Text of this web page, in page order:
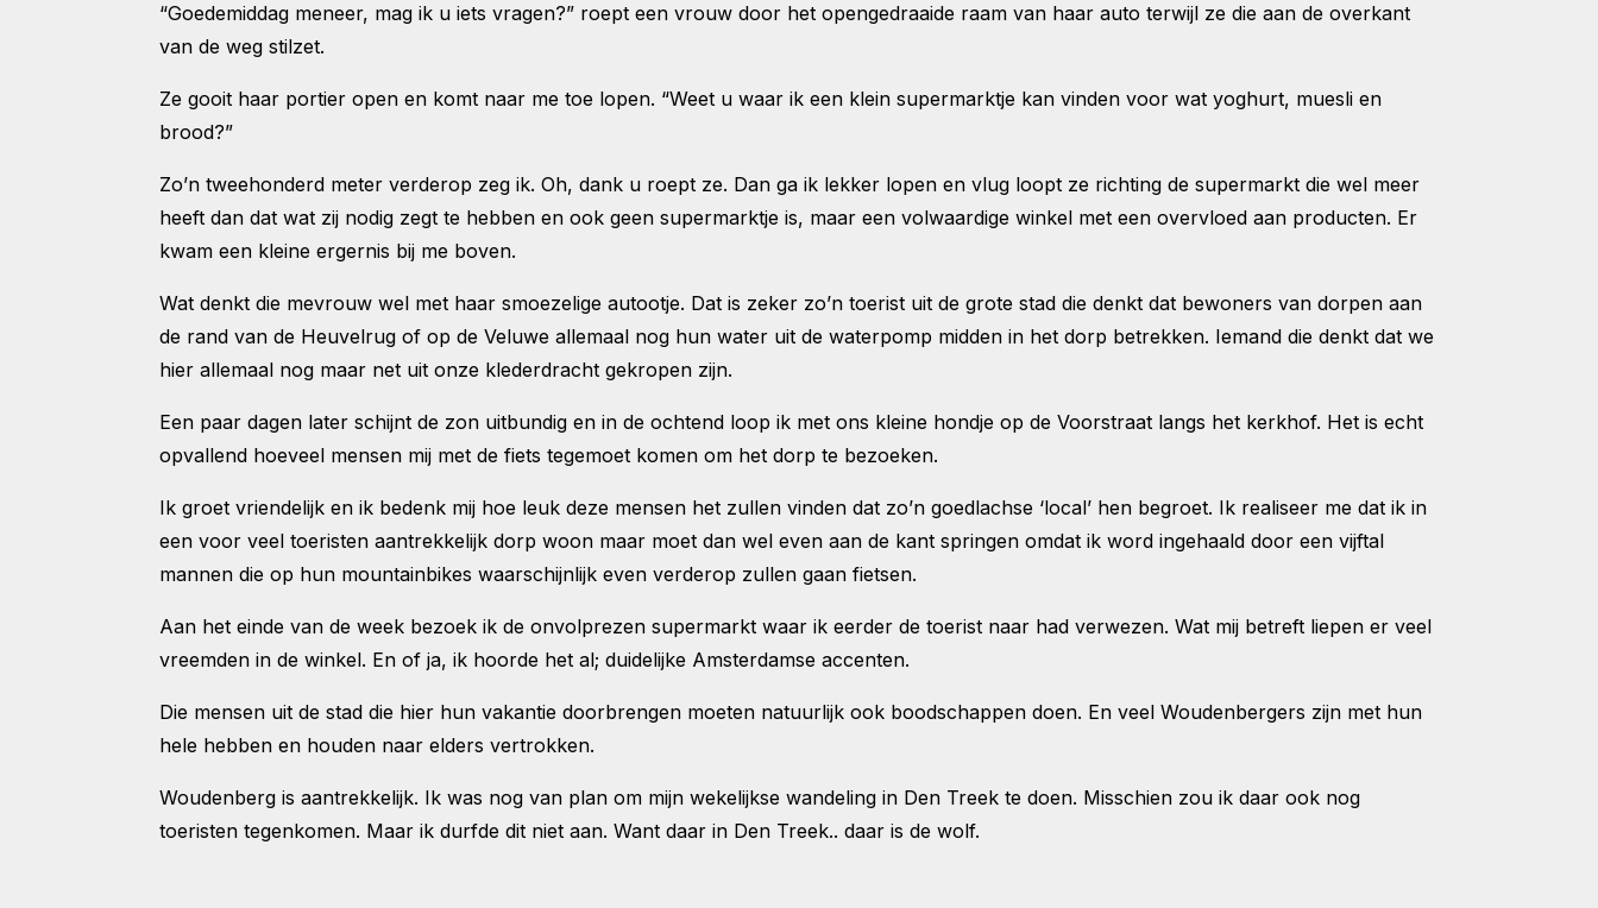
“Goedemiddag meneer, mag ik u iets vragen?” roept een vrouw door het opengedraaide raam van haar auto terwijl ze die aan de overkant
van de weg stilzet.
Ze gooit haar portier open en komt naar me toe lopen. “Weet u waar ik een klein supermarktje kan vinden voor wat yoghurt, muesli en
brood?”
Zo’n tweehonderd meter verderop zeg ik. Oh, dank u roept ze. Dan ga ik lekker lopen en vlug loopt ze richting de supermarkt die wel meer
heeft dan dat wat zij nodig zegt te hebben en ook geen supermarktje is, maar een volwaardige winkel met een overvloed aan producten. Er
kwam een kleine ergernis bij me boven.
Wat denkt die mevrouw wel met haar smoezelige autootje. Dat is zeker zo’n toerist uit de grote stad die denkt dat bewoners van dorpen aan
de rand van de Heuvelrug of op de Veluwe allemaal nog hun water uit de waterpomp midden in het dorp betrekken. Iemand die denkt dat we
hier allemaal nog maar net uit onze klederdracht gekropen zijn.
Een paar dagen later schijnt de zon uitbundig en in de ochtend loop ik met ons kleine hondje op de Voorstraat langs het kerkhof. Het is echt
opvallend hoeveel mensen mij met de fiets tegemoet komen om het dorp te bezoeken.
Ik groet vriendelijk en ik bedenk mij hoe leuk deze mensen het zullen vinden dat zo’n goedlachse ‘local’ hen begroet. Ik realiseer me dat ik in
een voor veel toeristen aantrekkelijk dorp woon maar moet dan wel even aan de kant springen omdat ik word ingehaald door een vijftal
mannen die op hun mountainbikes waarschijnlijk even verderop zullen gaan fietsen.
Aan het einde van de week bezoek ik de onvolprezen supermarkt waar ik eerder de toerist naar had verwezen. Wat mij betreft liepen er veel
vreemden in de winkel. En of ja, ik hoorde het al; duidelijke Amsterdamse accenten.
Die mensen uit de stad die hier hun vakantie doorbrengen moeten natuurlijk ook boodschappen doen. En veel Woudenbergers zijn met hun
hele hebben en houden naar elders vertrokken.
Woudenberg is aantrekkelijk. Ik was nog van plan om mijn wekelijkse wandeling in Den Treek te doen. Misschien zou ik daar ook nog
toeristen tegenkomen. Maar ik durfde dit niet aan. Want daar in Den Treek.. daar is de wolf.